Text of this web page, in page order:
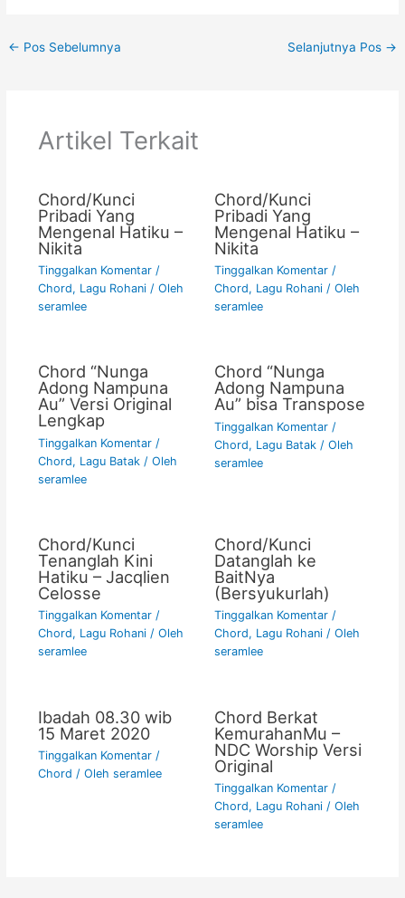
c
e
o
er
p k
ar
← Pos Sebelumnya Selanjutnya Pos →
Artikel Terkait
Chord/Kunci
Pribadi Yang
Mengenal Hatiku –
Nikita
Tinggalkan Komentar /
Chord, Lagu Rohani/ Oleh
seramlee
Chord/Kunci
Pribadi Yang
Mengenal Hatiku –
Nikita
Tinggalkan Komentar /
Chord, Lagu Rohani/ Oleh
seramlee
Chord “Nunga
Adong Nampuna
Au” Versi Original
Lengkap
Tinggalkan Komentar /
Chord, Lagu Batak/ Oleh
seramlee
Chord “Nunga
Adong Nampuna
Au” bisa Transpose
Tinggalkan Komentar /
Chord, Lagu Batak/ Oleh
seramlee
Chord/Kunci
Tenanglah Kini
Hatiku – Jacqlien
Celosse
Tinggalkan Komentar /
Chord, Lagu Rohani/ Oleh
seramlee
Chord/Kunci
Datanglah ke
BaitNya
(Bersyukurlah)
Tinggalkan Komentar /
Chord, Lagu Rohani/ Oleh
seramlee
Ibadah 08.30 wib
15 Maret 2020
Tinggalkan Komentar /
Chord / Oleh seramlee
Chord Berkat
KemurahanMu –
NDC Worship Versi
Original
Tinggalkan Komentar /
Chord, Lagu Rohani/ Oleh
seramlee